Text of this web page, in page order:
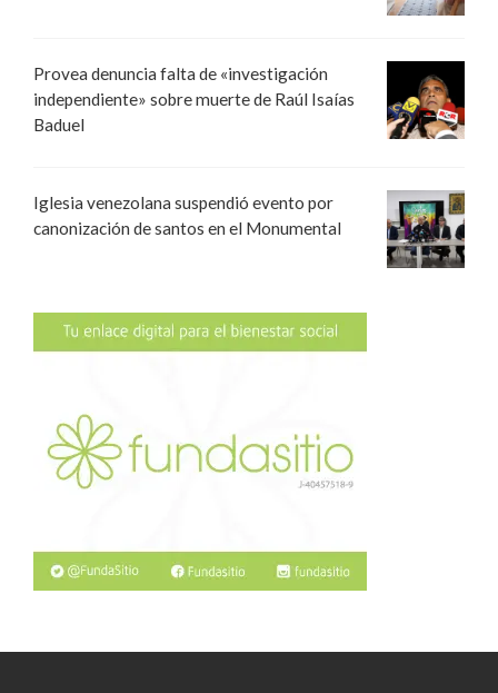
Provea denuncia falta de «investigación
independiente» sobre muerte de Raúl Isaías
Baduel
Iglesia venezolana suspendió evento por
canonización de santos en el Monumental